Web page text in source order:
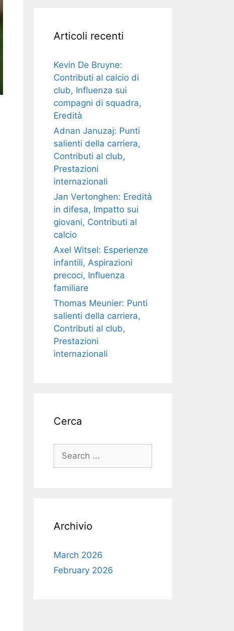
Articoli recenti
Kevin De Bruyne:
Contributi al calcio di
club, Influenza sui
compagni di squadra,
Eredità
Adnan Januzaj: Punti
salienti della carriera,
Contributi al club,
Prestazioni
internazionali
Jan Vertonghen: Eredità
in difesa, Impatto sui
giovani, Contributi al
calcio
Axel Witsel: Esperienze
infantili, Aspirazioni
precoci, Influenza
familiare
Thomas Meunier: Punti
salienti della carriera,
Contributi al club,
Prestazioni
internazionali
Cerca
Search
for:
Archivio
March 2026
February 2026